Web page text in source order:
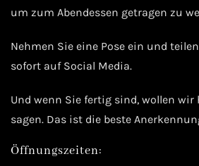
um zum Abendessen getragen zu
Nehmen Sie eine Pose ein und
sofort auf Social Media.
Und wenn Sie fertig sind, wollen wir
sagen. Das ist die beste
Öffnungszeiten: